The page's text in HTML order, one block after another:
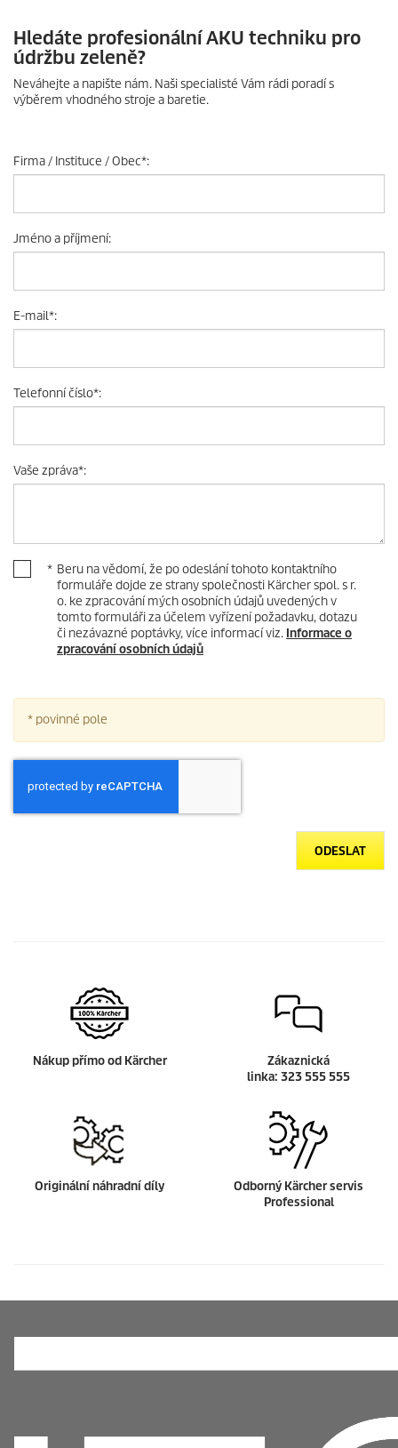
Hledáte profesionální AKU techniku pro
údržbu zeleně?
Neváhejte a napište nám. Naši specialisté Vám rádi poradí s
výběrem vhodného stroje a baretie.
Firma / Instituce / Obec*:
Jméno a příjmení:
E-mail*:
Telefonní číslo*:
Vaše zpráva*:
* Beru na vědomí, že po odeslání tohoto kontaktního
formuláře dojde ze strany společnosti Kärcher spol. s r.
o. ke zpracování mých osobních údajů uvedených v
tomto formuláři za účelem vyřízení požadavku, dotazu
či nezávazné poptávky, více informací viz. Informace o
zpracování osobních údajů
* povinné pole
ODESLAT
Nákup přímo od Kärcher
Zákaznická
linka: 323 555 555
Originální náhradní díly
Odborný Kärcher servis
Professional